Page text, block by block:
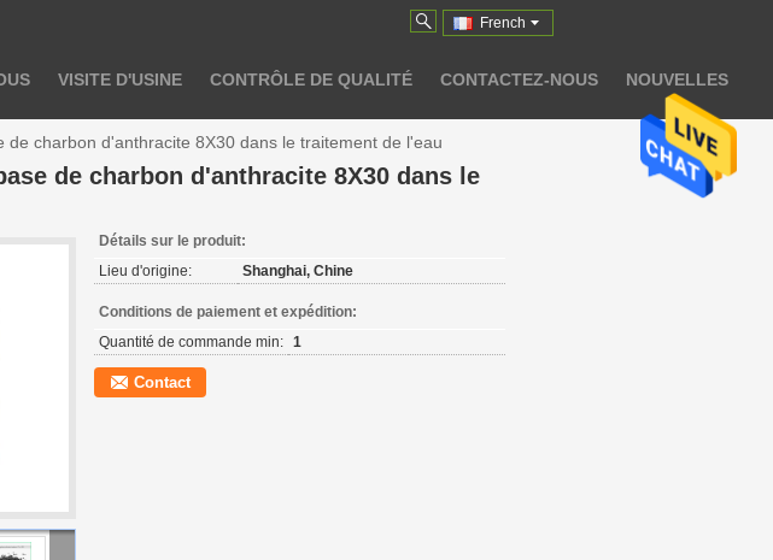
French
VISITE D'USINE CONTRÔLE DE QUALITÉ CONTACTEZ-NOUS NOUVELLES
de charbon d'anthracite 8X30 dans le traitement de l'eau
de charbon d'anthracite 8X30 dans le
Détails sur le produit:
Lieu d'origine:
Shanghai, Chine
Conditions de paiement et expédition:
Quantité de commande min: 1
Contact